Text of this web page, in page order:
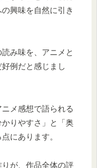
興味を自然に引き
み味を、アニメと
例だと感じまし
メ感想で語られる
りやすさ」と「奥
にあります。
が、作品全体の評